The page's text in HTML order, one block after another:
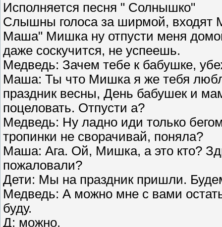
Исполняется песня " Солнышко"
Слышны голоса за ширмой, входят
Маша" Мишка ну отпусти меня
даже соскучится, не успеешь.
Медведь: Зачем тебе к бабушке,
Маша: Ты что Мишка я же тебя
праздник весны, День бабушек и
поцеловать. Отпусти а?
Медведь: Ну ладно иди только
тропинки не сворачивай, поняла?
Маша: Ага. Ой, Мишка, а это кто?
пожаловали?
Дети: Мы на праздник пришли.
Медведь: А можно мне с вами
буду.
Д: можно.